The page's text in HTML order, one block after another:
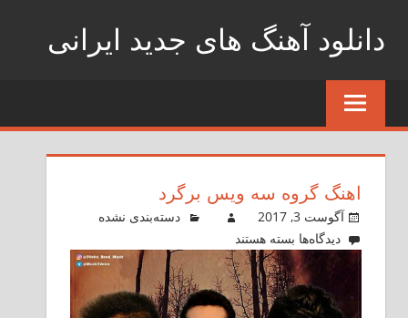
دانلود آهنگ های جدید ایرانی
دانلود
فول
اهنگ گروه سه ویس برگرد
آگوست 3, 2017
دسته‌بندی نشده
دیدگاه‌ها برای
اهنگ
گروه
سه
بسته هستند